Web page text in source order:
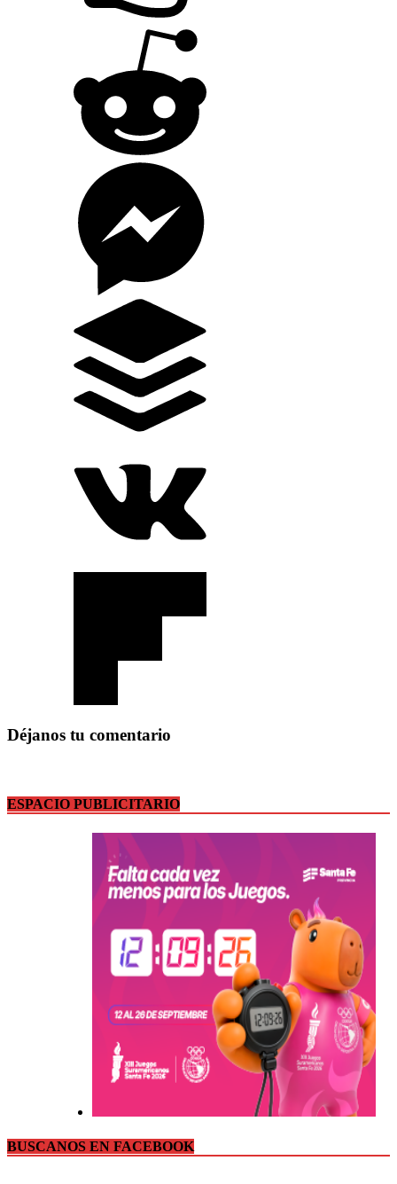
Déjanos tu comentario
ESPACIO PUBLICITARIO
BUSCANOS EN FACEBOOK